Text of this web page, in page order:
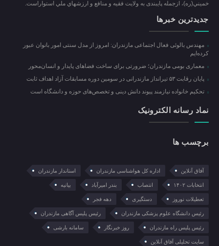
خميني(ره)، ازجمله پایبندی به ولايت فقيه و منافع و ارزشهاي ملي استواراست.
جدیدترین خبرها
مهندس بالوئی فعال اجتماعی مازندران: امروز از مدل سنتی امور بانوان عبور
کرده‌ایم
معماری بومی مازندران؛ ضرورتی برای ساخت فضاهای پایدار و انسان‌محور
پایان رقابت ۵۳ تیرانداز مازندرانی در سومین دوره مسابقات آزاد اهداف ثابت
تحکیم خانواده نیازمند پیوند دانش دینی و تخصص‌های حوزه و دانشگاه است
نماد رسانه الکترونیک
برچسب ها
آفاق آنلاین اداره کل هواشناسی مازندران استاندار مازندران
انتخابات ۱۴۰۲ انتصاب بندر امیرآباد بیانیه
تعطیلات نوروز دستگیری دهه فجر
رئیس دانشگاه علوم پزشکی مازندران رئیس پلیس آگاهی مازندران
رئیس پلیس راه مازندران روز خبرنگار سامانه بارشی
سایت تحلیلی آفاق آنلاین